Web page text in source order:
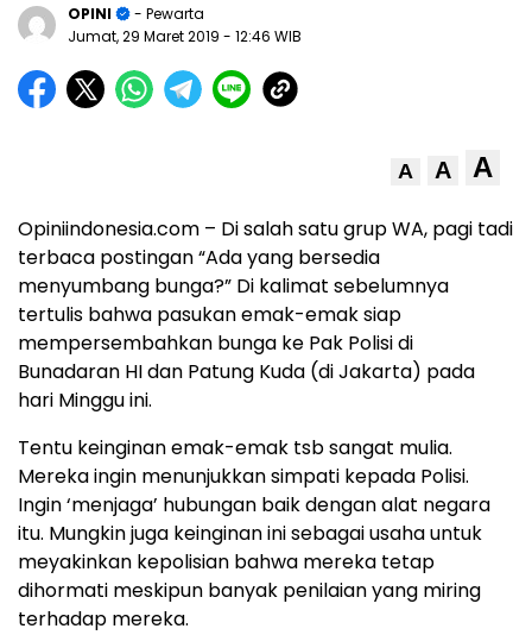
OPINI
- Pewarta
Jumat, 29 Maret 2019 - 12:46 WIB
A A A
Opiniindonesia.com – Di salah satu grup WA, pagi tadi
terbaca postingan “Ada yang bersedia
menyumbang bunga?” Di kalimat sebelumnya
tertulis bahwa pasukan emak-emak siap
mempersembahkan bunga ke Pak Polisi di
Bunadaran HI dan Patung Kuda (di Jakarta) pada
hari Minggu ini.
Tentu keinginan emak-emak tsb sangat mulia.
Mereka ingin menunjukkan simpati kepada Polisi.
Ingin ‘menjaga’ hubungan baik dengan alat negara
itu. Mungkin juga keinginan ini sebagai usaha untuk
meyakinkan kepolisian bahwa mereka tetap
dihormati meskipun banyak penilaian yang miring
terhadap mereka.